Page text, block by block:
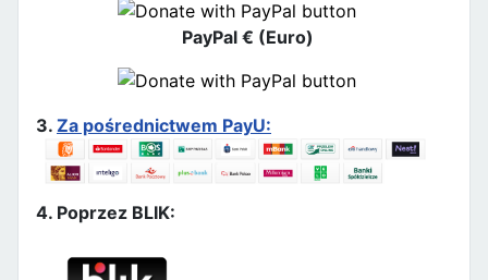
PayPal € (Euro)
3. Za pośrednictwem PayU:
4. Poprzez BLIK: